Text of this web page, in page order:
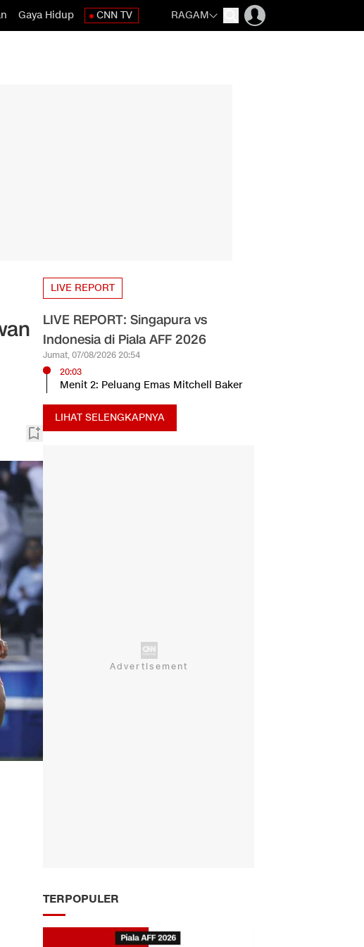
Gaya Hidup CNN TV RAGAM
LIVE REPORT
LIVE REPORT: Singapura vs
Indonesia di Piala AFF 2026
Jumat, 07/08/2026 20:54
20:03
Menit 2: Peluang Emas Mitchell Baker
LIHAT SELENGKAPNYA
TERPOPULER